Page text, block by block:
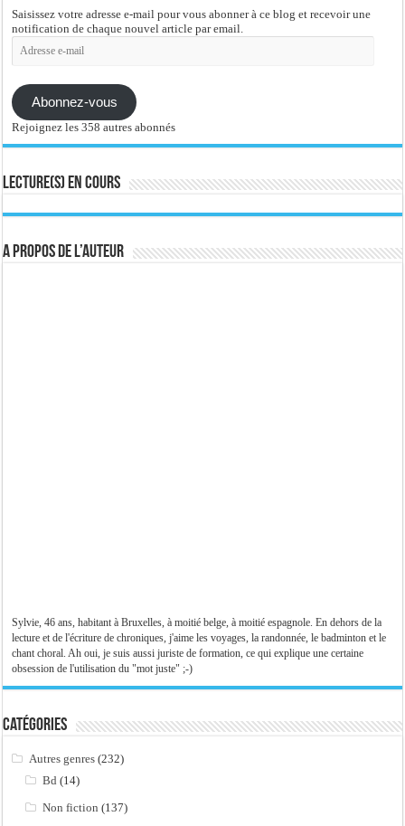
Saisissez votre adresse e-mail pour vous abonner à ce blog et recevoir une
notification de chaque nouvel article par email.
Adresse
e-
Abonnez-vous
Rejoignez les 358 autres abonnés
Lecture(s) en cours
A propos de l’auteur
Sylvie, 46 ans, habitant à Bruxelles, à moitié belge, à moitié espagnole. En dehors de la
lecture et de l'écriture de chroniques, j'aime les voyages, la randonnée, le badminton et le
chant choral. Ah oui, je suis aussi juriste de formation, ce qui explique une certaine
obsession de l'utilisation du "mot juste" ;-)
Catégories
Autres genres (232)
Bd (14)
Non fiction (137)